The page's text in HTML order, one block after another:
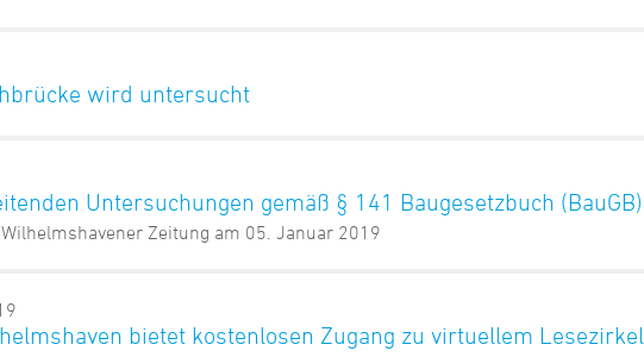
wird untersucht
Untersuchungen gemäß § 141 Baugesetzbuch (BauGB)
Zeitung am 05. Januar 2019
bietet kostenlosen Zugang zu virtuellem Lesezirkel